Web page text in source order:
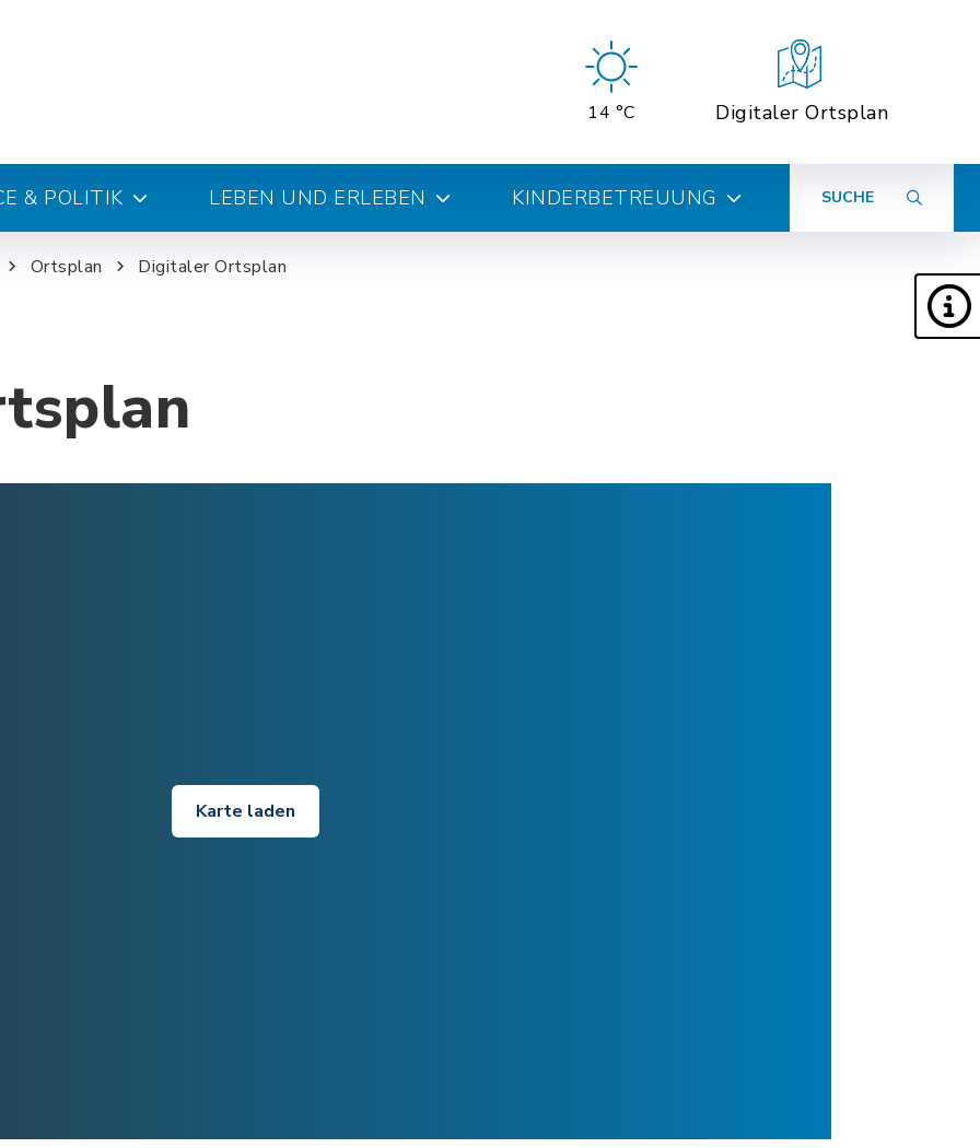
14 °C Digitaler Ortsplan
& POLITIK LEBEN UND ERLEBEN KINDERBETREUUNG SUCHE
Ortsplan Digitaler Ortsplan
Karte laden